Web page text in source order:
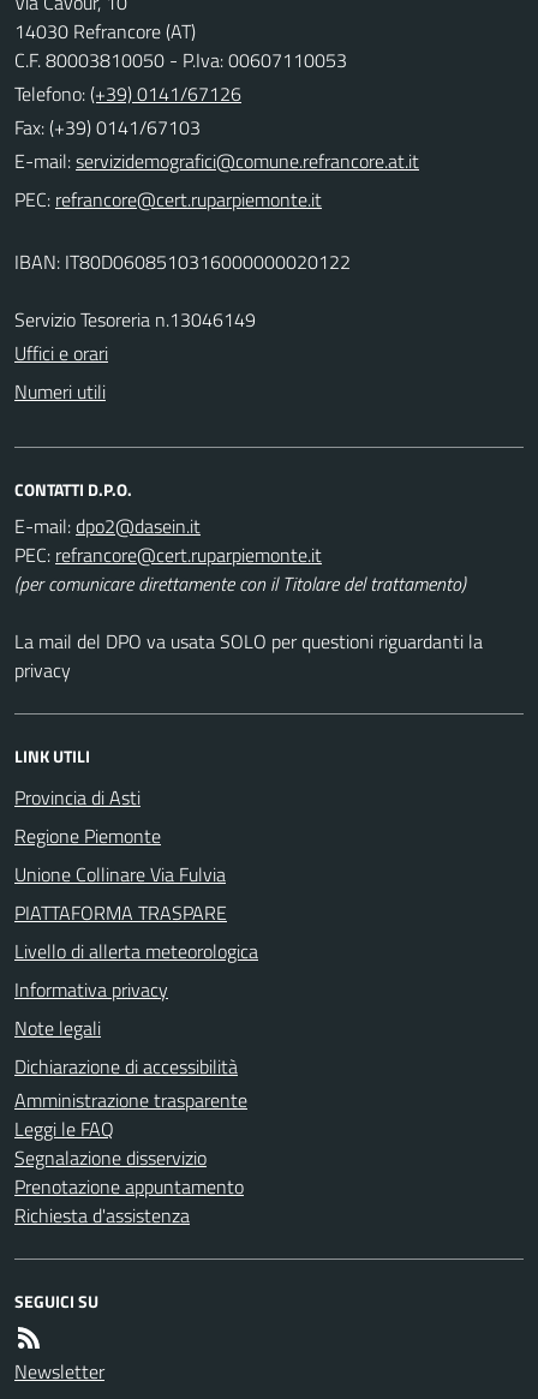
14030 Refrancore (AT)
C.F. 80003810050 - P.Iva: 00607110053
Telefono:(+39) 0141/67126
Fax: (+39) 0141/67103
E-mail:
PEC:
IBAN: IT80D0608510316000000020122
Servizio Tesoreria n.13046149
Uffici e orari
Numeri utili
CONTATTI D.P.O.
E-mail:
PEC:
(per comunicare direttamente con il Titolare del trattamento)
La mail del DPO va usata SOLO per questioni riguardanti la
privacy
LINK UTILI
Provincia di Asti
Regione Piemonte
Unione Collinare Via Fulvia
PIATTAFORMA TRASPARE
Livello di allerta meteorologica
Informativa privacy
Note legali
Dichiarazione di accessibilità
Amministrazione trasparente
Leggi le FAQ
Segnalazione disservizio
Prenotazione appuntamento
Richiesta d'assistenza
SEGUICI SU
Newsletter